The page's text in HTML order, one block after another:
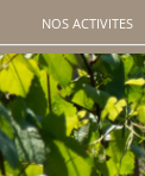
NOS ACTIVITES